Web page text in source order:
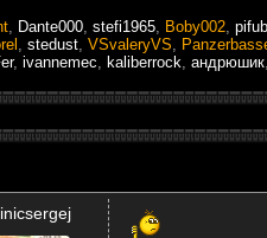
Dante000 stefi1965 Boby002
stedust VSvaleryVS
, ivannemec kaliberrock андрюшик